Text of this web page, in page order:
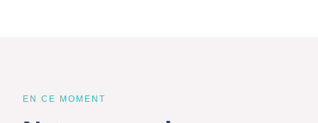
EN CE MOMENT